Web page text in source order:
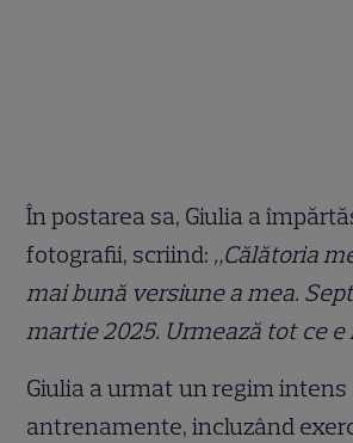
În postarea sa, Giulia a
fotografii, scriind: „Călătoria
mai bună versiune a mea.
martie 2025. Urmează tot ce e
Giulia a urmat un regim intens
antrenamente, incluzând